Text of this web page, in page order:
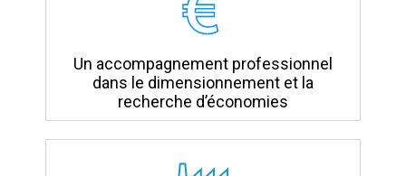
Un accompagnement professionnel
dans le dimensionnement et la
recherche d’économies